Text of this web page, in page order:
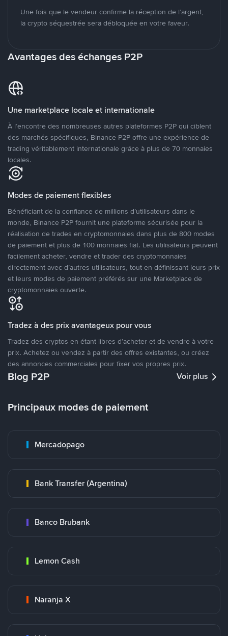
Une fois que le vendeur confirme la réception de l’argent,
la crypto séquestrée sera débloquée en votre faveur.
Avantages des échanges P2P
Une marketplace locale et internationale
À l’encontre des nombreuses autres plateformes P2P qui ciblent
des marchés spécifiques, Binance P2P offre une expérience de
trading véritablement internationale grâce à plus de 70 monnaies
locales.
Modes de paiement flexibles
Bénéficiant de la confiance de millions d’utilisateurs dans le
monde, Binance P2P fournit une plateforme sécurisée pour la
réalisation de trades en cryptomonnaies dans plus de 800 modes
de paiement et plus de 100 monnaies fiat. Les utilisateurs peuvent
facilement acheter, vendre et trader des cryptomonnaies
directement avec d’autres utilisateurs, tout en définissant leurs prix
et leurs modes de paiement préférés sur une Marketplace de
cryptomonnaies ouverte.
Tradez à des prix avantageux pour vous
Tradez des cryptos en étant libres d’acheter et de vendre à votre
prix. Achetez ou vendez à partir des offres existantes, ou créez
des annonces commerciales pour fixer vos propres prix.
Blog P2P Voir plus
Principaux modes de paiement
Mercadopago
Bank Transfer (Argentina)
Banco Brubank
Lemon Cash
Naranja X